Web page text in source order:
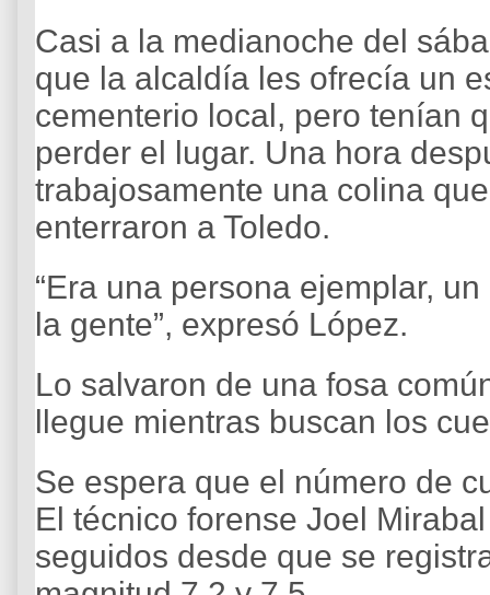
Casi a la medianoche del
que la alcaldía les ofrecía un
cementerio local, pero tenían
perder el lugar. Una hora
trabajosamente una colina
enterraron a Toledo.
“Era una persona ejemplar,
la gente”, expresó López.
Lo salvaron de una fosa
llegue mientras buscan los
Se espera que el número de
El técnico forense Joel
seguidos desde que se